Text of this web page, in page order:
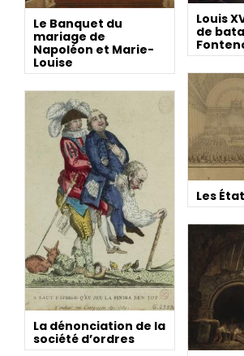
Le Banquet du
mariage de
Napoléon et Marie-
Louise
Louis
de
Les
La dénonciation de la
société d’ordres